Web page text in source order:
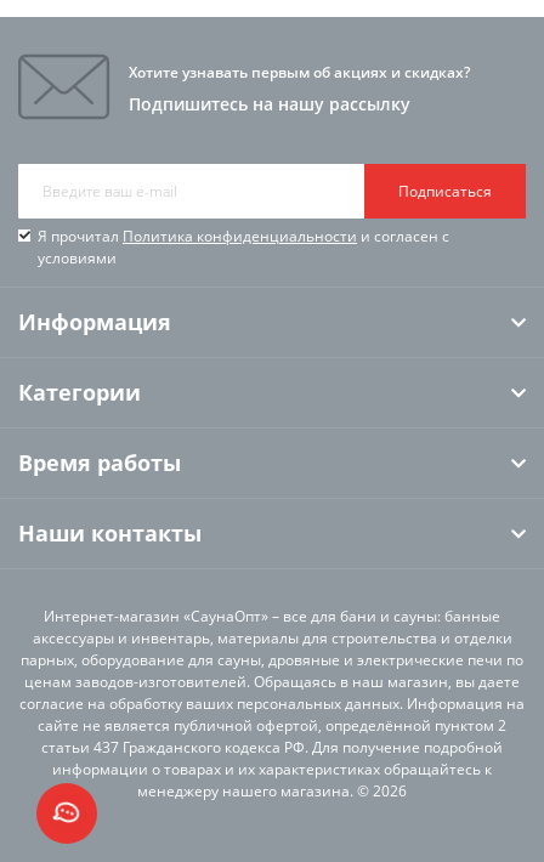
Хотите узнавать первым об акциях и скидках?
Подпишитесь на нашу рассылку
Подписаться
Я прочитал Политика конфиденциальности и согласен с
условиями
Информация
Категории
Время работы
Наши контакты
Интернет-магазин «СаунаОпт» – все для бани и сауны: банные
аксессуары и инвентарь, материалы для строительства и отделки
парных, оборудование для сауны, дровяные и электрические печи по
ценам заводов-изготовителей. Обращаясь в наш магазин, вы даете
согласие на обработку ваших персональных данных. Информация на
сайте не является публичной офертой, определённой пунктом 2
статьи 437 Гражданского кодекса РФ. Для получение подробной
информации о товарах и их характеристиках обращайтесь к
менеджеру нашего магазина. © 2026